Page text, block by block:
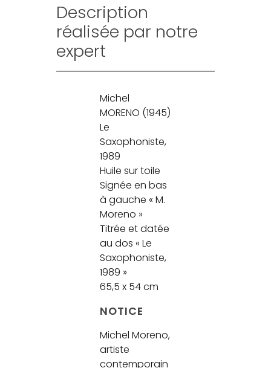
Description
réalisée par notre
expert
Michel
MORENO (1945)
Le
Saxophoniste,
1989
Huile sur toile
Signée en bas
à gauche « M.
Moreno »
Titrée et datée
au dos « Le
Saxophoniste,
1989 »
65,5 x 54 cm
NOTICE
Michel Moreno,
artiste
contemporain